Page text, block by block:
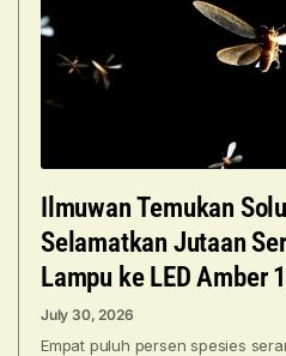
Ilmuwan Temukan
Selamatkan Jutaan
Lampu ke LED Amber
July 30, 2026
Empat puluh persen spesies